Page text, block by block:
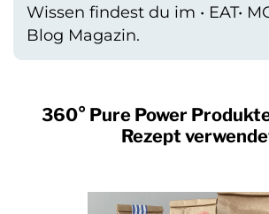
Wissen findest du im • EAT•
Blog Magazin.
360° Pure Power
Rezept